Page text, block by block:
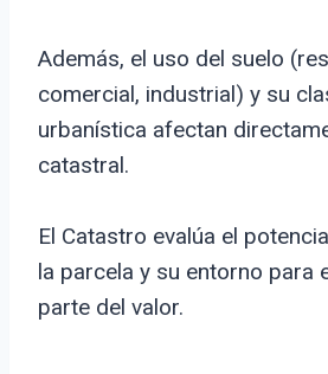
Además, el uso del suelo
comercial, industrial) y su
urbanística afectan
catastral.
El Catastro evalúa el
la parcela y su entorno para
parte del valor.